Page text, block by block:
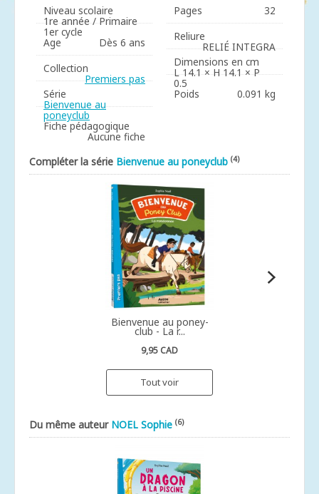
Niveau scolaire
1re année / Primaire
1er cycle
Age
Dès 6 ans
Collection
Premiers pas
Série
Bienvenue au
poneyclub
Fiche pédagogique
Aucune fiche
Pages
32
Reliure
RELIÉ INTEGRA
Dimensions en cm
L 14.1 × H 14.1 × P
0.5
Poids 0.091 kg
Compléter la série Bienvenue au poneyclub (4)
Bienvenue au poney-
club - La r...
9,95 CAD
Tout voir
Du même auteur NOEL Sophie (6)